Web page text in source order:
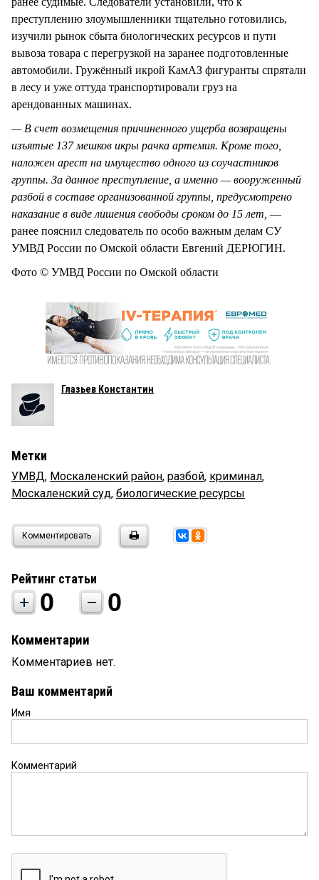
преступлению злоумышленники тщательно готовились,
изучили рынок сбыта биологических ресурсов и пути
вывоза товара с перегрузкой на заранее подготовленные
автомобили. Гружённый икрой КамАЗ фигуранты спрятали
в лесу и уже оттуда транспортировали груз на
арендованных машинах.
— В счет возмещения причиненного ущерба возвращены
изъятые 137 мешков икры рачка артемия. Кроме того,
наложен арест на имущество одного из соучастников
группы. За данное преступление, а именно — вооруженный
разбой в составе организованной группы, предусмотрено
наказание в виде лишения свободы сроком до 15 лет, —
ранее пояснил следователь по особо важным делам СУ
УМВД России по Омской области Евгений ДЕРЮГИН.
Фото © УМВД России по Омской области
Глазьев Константин
Метки
УМВД, Москаленский район, разбой, криминал,
Москаленский суд, биологические ресурсы
Комментировать
Рейтинг статьи
0 0
Комментарии
Комментариев нет.
Ваш комментарий
Имя
Комментарий